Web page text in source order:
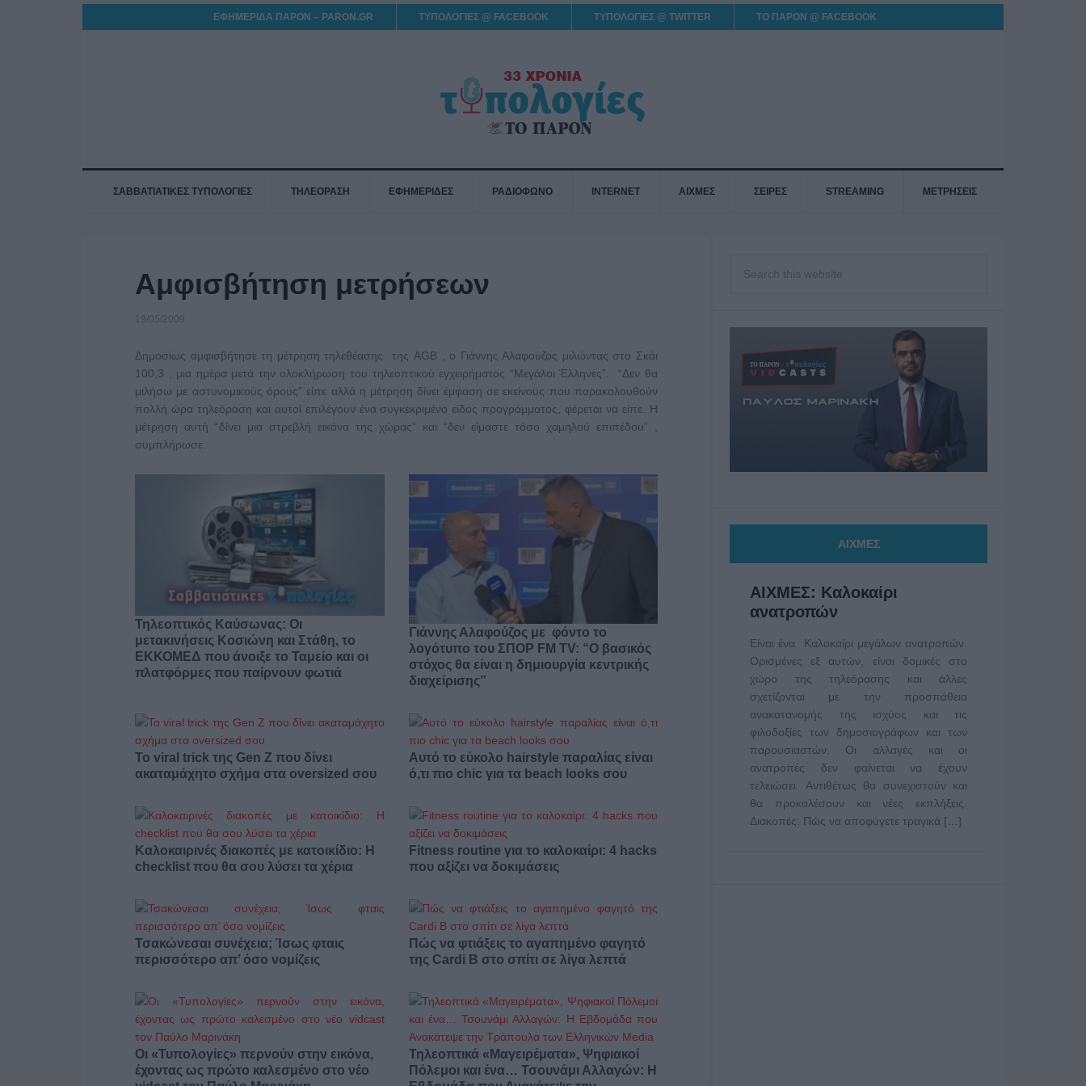
ΕΦΗΜΕΡΙΔΑ ΠΑΡΟΝ – PARON.GR ΤΥΠΟΛΟΓΙΕΣ @ FACEBOOK ΤΥΠΟΛΟΓΙΕΣ @ TWITTER ΤΟ ΠΑΡΟΝ @ FACEBOOK
ΣΑΒΒΑΤΙΑΤΙΚΕΣ ΤΥΠΟΛΟΓΙΕΣ ΤΗΛΕΟΡΑΣΗ ΕΦΗΜΕΡΙΔΕΣ ΡΑΔΙΟΦΩΝΟ INTERNET ΑΙΧΜΕΣ ΣΕΙΡΕΣ STREAMING ΜΕΤΡΗΣΕΙΣ
Αμφισβήτηση μετρήσεων
19/05/2009
Δημοσίως αμφισβήτησε τη μέτρηση τηλεθέασης της AGB , ο Γιάννης Αλαφούζος μιλώντας στο Σκάι
100,3 , μια ημέρα μετά την ολοκλήρωση του τηλεοπτικού εγχειρήματος “Μεγάλοι Έλληνες”. “Δεν θα
μιλήσω με αστυνομικούς όρους” είπε αλλά η μέτρηση δίνει έμφαση σε εκείνους που παρακολουθούν
πολλή ώρα τηλεόραση και αυτοί επιλέγουν ένα συγκεκριμένο είδος προγράμματος, φέρεται να είπε. Η
μέτρηση αυτή “δίνει μια στρεβλή εικόνα της χώρας” και “δεν είμαστε τόσο χαμηλού επιπέδου” ,
συμπλήρωσε.
Τηλεοπτικός Καύσωνας: Οι
μετακινήσεις Κοσιώνη και Στάθη, το
ΕΚΚΟΜΕΔ που άνοιξε το Ταμείο και οι
πλατφόρμες που παίρνουν φωτιά
Γιάννης Αλαφούζος με φόντο το
λογότυπο του ΣΠΟΡ FM TV: “Ο βασικός
στόχος θα είναι η δημιουργία κεντρικής
διαχείρισης”
Το viral trick της Gen Z που δίνει
ακαταμάχητο σχήμα στα oversized σου
Αυτό το εύκολο hairstyle παραλίας είναι
ό,τι πιο chic για τα beach looks σου
Καλοκαιρινές διακοπές με κατοικίδιο: Η
checklist που θα σου λύσει τα χέρια
Fitness routine για το καλοκαίρι: 4 hacks
που αξίζει να δοκιμάσεις
Τσακώνεσαι συνέχεια; Ίσως φταις
περισσότερο απ’ όσο νομίζεις
Πώς να φτιάξεις το αγαπημένο φαγητό
της Cardi B στο σπίτι σε λίγα λεπτά
Οι «Τυπολογίες» περνούν στην εικόνα,
έχοντας ως πρώτο καλεσμένο στο νέο
Τηλεοπτικά «Μαγειρέματα», Ψηφιακοί
Πόλεμοι και ένα… Τσουνάμι Αλλαγών: Η
ΑΙΧΜΕΣ
ΑΙΧΜΕΣ: Καλοκαίρι
ανατροπών
Είναι ένα Καλοκαίρι μεγάλων ανατροπών.
Ορισμένες εξ αυτών, είναι δομικές στο
χώρο της τηλεόρασης και άλλες
σχετίζονται με την προσπάθεια
ανακατανομής της ισχύος και τις
φιλοδοξίες των δημοσιογράφων και των
παρουσιαστών. Οι αλλαγές και οι
ανατροπές δεν φαίνεται να έχουν
τελειώσει. Αντιθέτως θα συνεχιστούν και
θα προκαλέσουν και νέες εκπλήξεις.
Διακοπές: Πώς να αποφύγετε τραγικά […]